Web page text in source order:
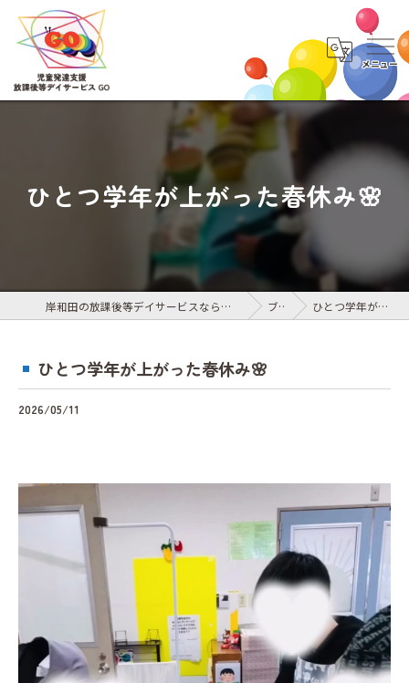
ひとつ学年が上がった春休み🌸
岸和田の放課後等デイサービスなら児童発達支援・放課後等デイサービス GO ブログ ひとつ学年が上がった春休み🌸
ひとつ学年が上がった春休み🌸
2026/05/11